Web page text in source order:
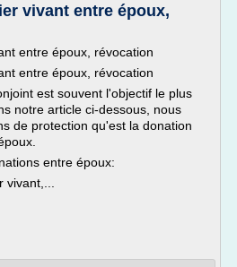
vivant entre époux,
entre époux, révocation
entre époux, révocation
est souvent l'objectif le plus
notre article ci-dessous, nous
de protection qu'est la donation
entre époux: